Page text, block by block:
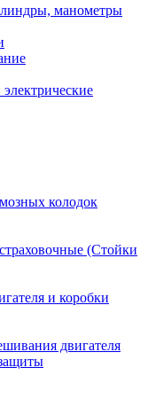
манометры
колодок
(Стойки
и коробки
двигателя